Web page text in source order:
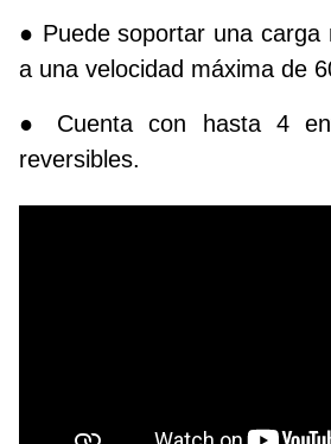
● Puede soportar una carga
a una velocidad máxima de
● Cuenta con hasta 4
reversibles.